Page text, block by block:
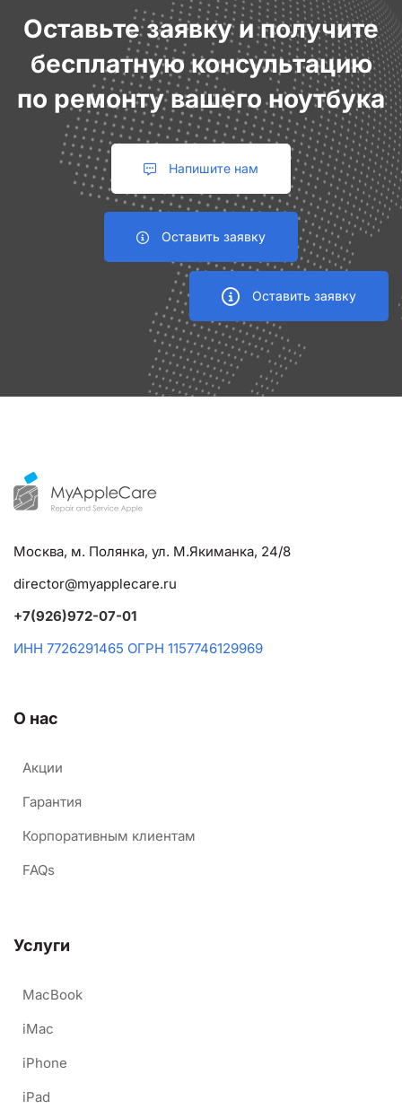
Оставьте заявку и получите
бесплатную консультацию
по ремонту вашего ноутбука
Напишите нам
Оставить заявку
Оставить заявку
Москва, м. Полянка, ул. М.Якиманка, 24/8
director@myapplecare.ru
+7(926)972-07-01
ИНН 7726291465 ОГРН 1157746129969
О нас
Акции
Гарантия
Корпоративным клиентам
FAQs
Услуги
MacBook
iMac
iPhone
iPad